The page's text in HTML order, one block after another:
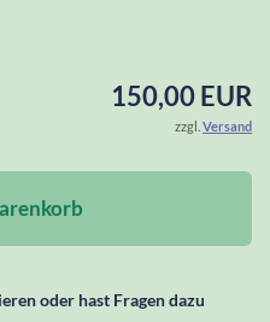
150,00 EUR
zzgl. Versand
oder hast Fragen dazu